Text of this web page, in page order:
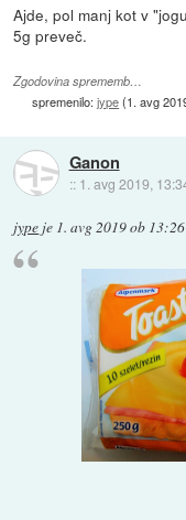
Ajde, pol manj kot v
5g preveč.
Zgodovina sprememb…
spremenilo:jype(1. avg
Ganon
:: 1. avg 2019,
jype je 1. avg 2019 ob 13:26